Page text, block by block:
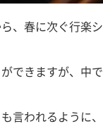
、春に次ぐ行楽
できますが、中
言われるように